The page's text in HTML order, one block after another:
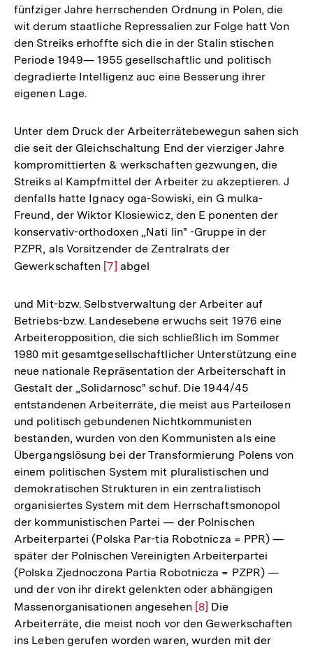
fünfziger Jahre herrschenden Ordnung in Polen, die
wit derum staatliche Repressalien zur Folge hatt Von
den Streiks erhoffte sich die in der Stalin stischen
Periode 1949— 1955 gesellschaftlic und politisch
degradierte Intelligenz auc eine Besserung ihrer
eigenen Lage.
Unter dem Druck der Arbeiterrätebewegun sahen sich
die seit der Gleichschaltung End der vierziger Jahre
kompromittierten & werkschaften gezwungen, die
Streiks al Kampfmittel der Arbeiter zu akzeptieren. J
denfalls hatte Ignacy oga-Sowiski, ein G mulka-
Freund, der Wiktor Klosiewicz, den E ponenten der
konservativ-orthodoxen „Nati lin" -Gruppe in der
PZPR, als Vorsitzender de Zentralrats der
Gewerkschaften Zur
der
Fußnote
[7] abgel
und Mit-bzw. Selbstverwaltung der Arbeiter auf
Betriebs-bzw. Landesebene erwuchs seit 1976 eine
Arbeiteropposition, die sich schließlich im Sommer
1980 mit gesamtgesellschaftlicher Unterstützung eine
neue nationale Repräsentation der Arbeiterschaft in
Gestalt der „Solidarnosc" schuf. Die 1944/45
entstandenen Arbeiterräte, die meist aus Parteilosen
und politisch gebundenen Nichtkommunisten
bestanden, wurden von den Kommunisten als eine
Übergangslösung bei der Transformierung Polens von
einem politischen System mit pluralistischen und
demokratischen Strukturen in ein zentralistisch
organisiertes System mit dem Herrschaftsmonopol
der kommunistischen Partei — der Polnischen
Arbeiterpartei (Polska Par-tia Robotnicza = PPR) —
später der Polnischen Vereinigten Arbeiterpartei
(Polska Zjednoczona Partia Robotnicza = PZPR) —
und der von ihr direkt gelenkten oder abhängigen
Massenorganisationen angesehen Zur
Auflösung
der
[8] Die
Arbeiterräte, die meist noch vor den Gewerkschaften
ins Leben gerufen worden waren, wurden mit der